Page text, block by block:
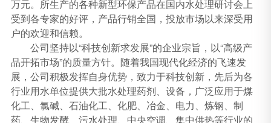
万元。所生产的各种新型环保产品在国内水处理研讨会上
受到各专家的好评，产品行销全国，投放市场以来深受用
户的欢迎和信赖。
公司坚持以“科技创新求发展”的企业宗旨，以“高级产
品开拓市场”的质量方针。随着我国现代化经济的飞速发
展，公司积极发挥自身优势，致力于科技创新，先后为各
行业用水单位提供大批水处理药剂、设备，广泛应用于煤
化工、氯碱、石油化工、化肥、冶金、电力、炼钢、制
药、生物发酵、污水处理、中央空调、集中供热等行业的